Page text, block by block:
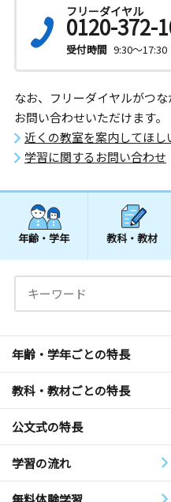
フリーダイヤル
0120-372-
受付時間 9:30～17:30
なお、フリーダイヤルがつ
お問い合わせいただけます。
近くの教室を案内してほし
学習に関するお問い合わせ
年齢・学年 教科・教材
年齢・学年ごとの特長
教科・教材ごとの特長
公文式の特長
学習の流れ